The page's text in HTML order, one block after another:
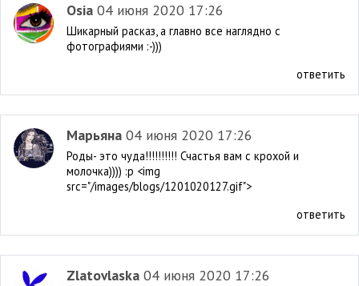
Osia 04 июня 2020 17:26
Шикарный расказ, а главно все наглядно с
фотографиями :-)))
ответить
Марьяна 04 июня 2020 17:26
Роды- это чуда!!!!!!!!!! Счастья вам с крохой и
молочка)))) :p <img
src="/images/blogs/1201020127.gif">
ответить
Zlatovlaska 04 июня 2020 17:26